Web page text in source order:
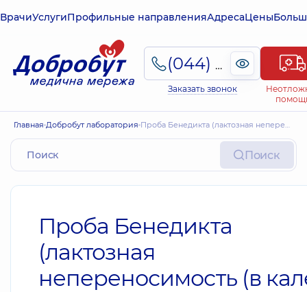
ВрачиУслугиПрофильные направленияАдресаЦены
(044) 495-2-888
Заказать звонок
Главная Добробут лаборатория Проба Бенедикта (лактозная непереносимость (в кале))
Поиск
Проба Бенедикта
(лактозная
непереносимость (в